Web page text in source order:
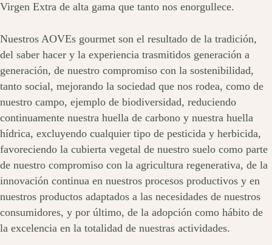
Virgen Extra de alta gama que tanto nos enorgullece.
Nuestros AOVEs gourmet son el resultado de la tradición,
del saber hacer y la experiencia trasmitidos generación a
generación, de nuestro compromiso con la sostenibilidad,
tanto social, mejorando la sociedad que nos rodea, como de
nuestro campo, ejemplo de biodiversidad, reduciendo
continuamente nuestra huella de carbono y nuestra huella
hídrica, excluyendo cualquier tipo de pesticida y herbicida,
favoreciendo la cubierta vegetal de nuestro suelo como parte
de nuestro compromiso con la agricultura regenerativa, de la
innovación continua en nuestros procesos productivos y en
nuestros productos adaptados a las necesidades de nuestros
consumidores, y por último, de la adopción como hábito de
la excelencia en la totalidad de nuestras actividades.